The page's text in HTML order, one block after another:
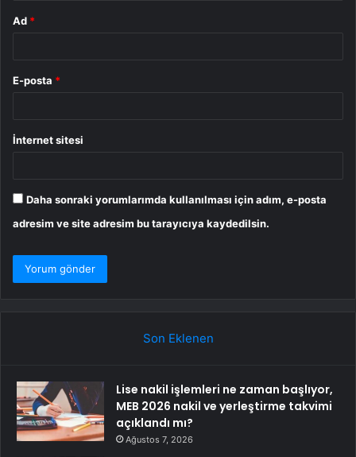
Ad *
E-posta *
İnternet sitesi
Daha sonraki yorumlarımda kullanılması için adım, e-posta
adresim ve site adresim bu tarayıcıya kaydedilsin.
Son Eklenen
Lise nakil işlemleri ne zaman başlıyor,
MEB 2026 nakil ve yerleştirme takvimi
açıklandı mı?
Ağustos 7, 2026